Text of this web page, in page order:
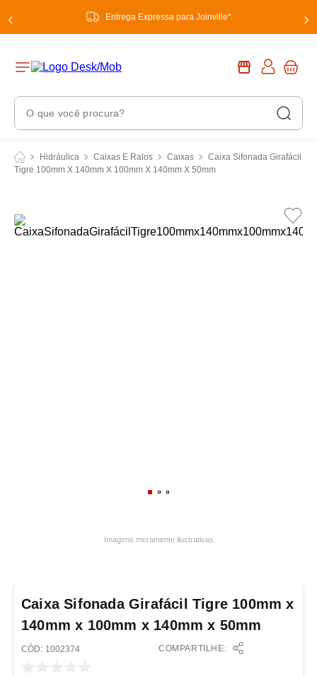
Entrega Expressa para Joinville*
O que você procura?
Hidráulica Caixas E Ralos Caixas
Caixa Sifonada Girafácil
Tigre 100mm X 140mm X 100mm X 140mm X 50mm
Imagens meramente ilustrativas
Caixa Sifonada Girafácil Tigre 100mm x
140mm x 100mm x 140mm x 50mm
: 1002374 COMPARTILHE:
Termos Mais Buscados
3º torneira